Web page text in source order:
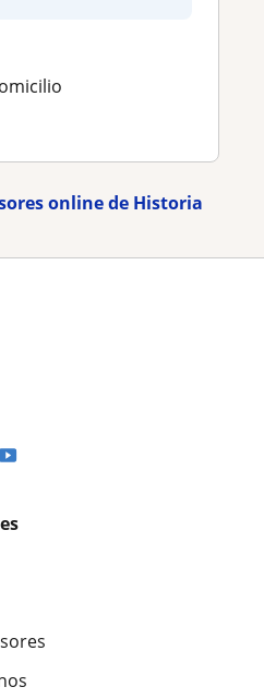
online de Historia